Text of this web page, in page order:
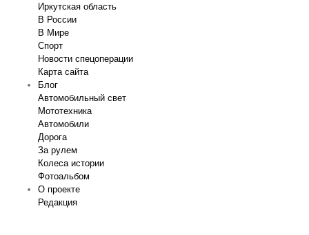
Иркутская область
В России
В Мире
Спорт
Новости спецоперации
Карта сайта
Блог
Автомобильный свет
Мототехника
Автомобили
Дорога
За рулем
Колеса истории
Фотоальбом
О проекте
Редакция